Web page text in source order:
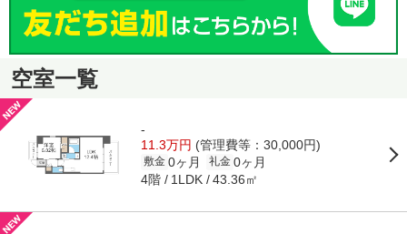
空室一覧
-
11.3万円 (管理費等：30,000円)
敷金 0ヶ月 礼金 0ヶ月
4階 1LDK 43.36㎡